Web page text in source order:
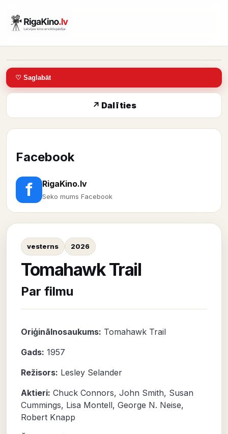
♡ Saglabāt
↗ Dalīties
Facebook
f RigaKino.lv
Seko mums Facebook
vesterns 2026
Tomahawk Trail
Par filmu
Oriģinālnosaukums: Tomahawk Trail
Gads: 1957
Režisors: Lesley Selander
Aktieri: Chuck Connors, John Smith, Susan
Cummings, Lisa Montell, George N. Neise,
Robert Knapp